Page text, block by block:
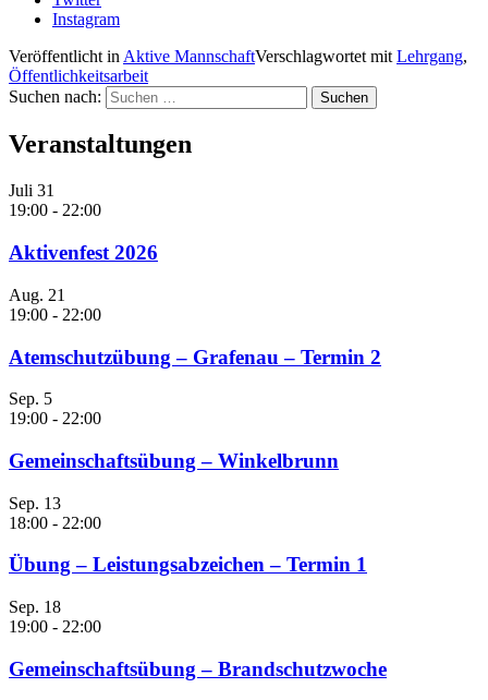
Instagram
Veröffentlicht in Aktive MannschaftVerschlagwortet mit Lehrgang,
Öffentlichkeitsarbeit
Suchen nach:
Veranstaltungen
Juli 31
19:00 - 22:00
Aktivenfest 2026
Aug. 21
19:00 - 22:00
Atemschutzübung – Grafenau – Termin 2
Sep. 5
19:00 - 22:00
Gemeinschaftsübung – Winkelbrunn
Sep. 13
18:00 - 22:00
Übung – Leistungsabzeichen – Termin 1
Sep. 18
19:00 - 22:00
Gemeinschaftsübung – Brandschutzwoche